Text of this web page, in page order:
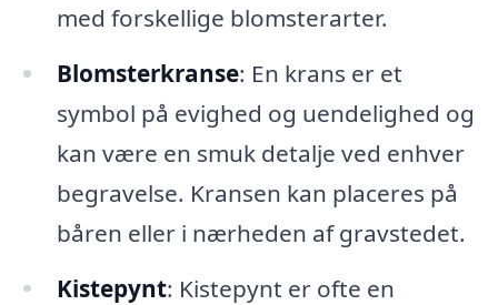
med forskellige blomsterarter.
Blomsterkranse: En krans er et
symbol på evighed og uendelighed og
kan være en smuk detalje ved enhver
begravelse. Kransen kan placeres på
båren eller i nærheden af gravstedet.
Kistepynt: Kistepynt er ofte en